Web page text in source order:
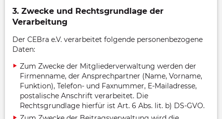
3. Zwecke und Rechtsgrundlage der
Verarbeitung
Der CEBra e.V. verarbeitet folgende personenbezogene
Daten:
Zum Zwecke der Mitgliederverwaltung werden der
Firmenname, der Ansprechpartner (Name, Vorname,
Funktion), Telefon- und Faxnummer, E-Mailadresse,
postalische Anschrift verarbeitet. Die
Rechtsgrundlage hierfür ist Art. 6 Abs. lit. b) DS-GVO.